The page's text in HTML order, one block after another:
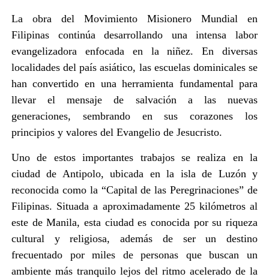
La obra del Movimiento Misionero Mundial en
Filipinas continúa desarrollando una intensa labor
evangelizadora enfocada en la niñez. En diversas
localidades del país asiático, las escuelas dominicales se
han convertido en una herramienta fundamental para
llevar el mensaje de salvación a las nuevas
generaciones, sembrando en sus corazones los
principios y valores del Evangelio de Jesucristo.
Uno de estos importantes trabajos se realiza en la
ciudad de Antipolo, ubicada en la isla de Luzón y
reconocida como la “Capital de las Peregrinaciones” de
Filipinas. Situada a aproximadamente 25 kilómetros al
este de Manila, esta ciudad es conocida por su riqueza
cultural y religiosa, además de ser un destino
frecuentado por miles de personas que buscan un
ambiente más tranquilo lejos del ritmo acelerado de la